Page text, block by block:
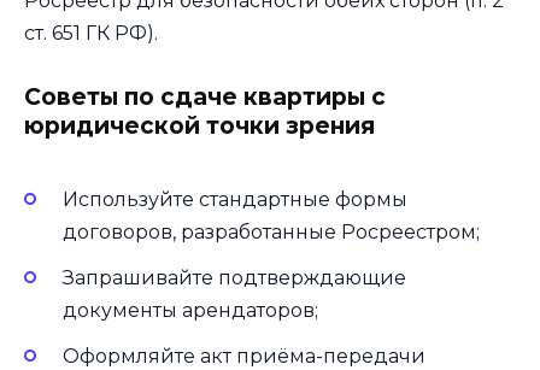
ст. 651 ГК РФ).
Советы по сдаче квартиры с
юридической точки зрения
Используйте стандартные формы
договоров, разработанные Росреестром;
Запрашивайте подтверждающие
документы арендаторов;
Оформляйте акт приёма-передачи